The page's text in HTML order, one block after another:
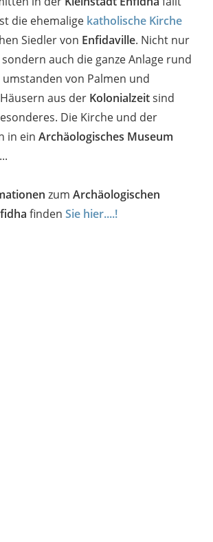
die ehemalige katholische Kirche
Siedler von Enfidaville. Nicht nur
auch die ganze Anlage rund
von Palmen und
aus der Kolonialzeitsind
Die Kirche und der
in ein Archäologisches Museum
zum Archäologischen
finden Sie hier....!